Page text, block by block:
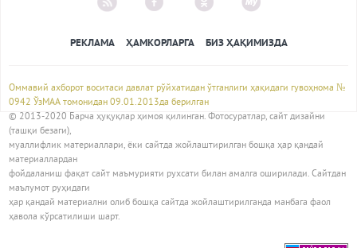
РЕКЛАМА ҲАМКОРЛАРГА БИЗ ҲАҚИМИЗДА
Оммавий ахборот воситаси давлат рўйхатидан ўтганлиги ҳақидаги гувоҳнома №
0942 ЎзМАА томонидан 09.01.2013да берилган
© 2013-2020 Барча ҳуқуқлар ҳимоя қилинган. Фотосуратлар, сайт дизайни
(ташқи безаги),
муаллифлик материаллари, ёки сайтда жойлаштирилган бошқа ҳар қандай
материаллардан
фойдаланиш фақат сайт маъмурияти рухсати билан амалга оширилади. Сайтдан
маълумот руҳидаги
ҳар қандай материални олиб бошқа сайтда жойлаштирилганда манбага фаол
ҳавола кўрсатилиши шарт.